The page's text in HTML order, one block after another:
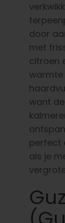
door
met
citroen
warmte
want
perfect
als je